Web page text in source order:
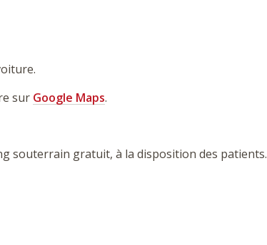
sur Google Maps.
souterrain gratuit, à la disposition des patients.